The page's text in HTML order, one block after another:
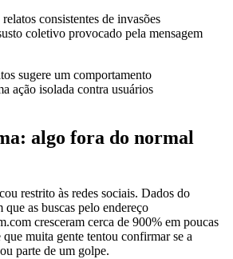
consistentes de invasões
coletivo provocado pela mensagem
sugere um comportamento
ação isolada contra usuários
algo fora do normal
restrito às redes sociais. Dados do
as buscas pelo endereço
cresceram cerca de 900% em poucas
muita gente tentou confirmar se a
parte de um golpe.